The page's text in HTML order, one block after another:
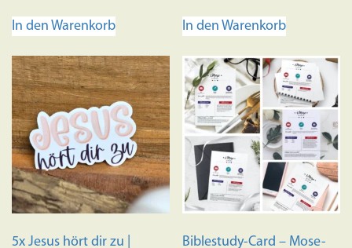
In den Warenkorb
von 5
In den Warenkorb
5x Jesus hört dir zu |
Biblestudy-Card – Mose-